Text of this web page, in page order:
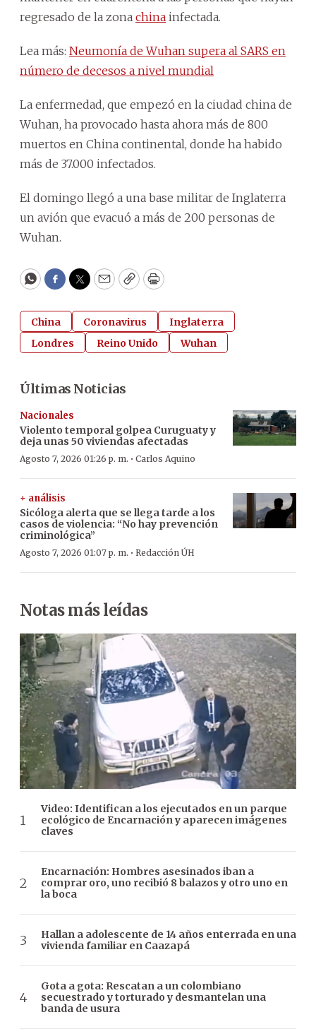
regresado de la zona china infectada.
Lea más: Neumonía de Wuhan supera al SARS en
número de decesos a nivel mundial
La enfermedad, que empezó en la ciudad china de
Wuhan, ha provocado hasta ahora más de 800
muertos en China continental, donde ha habido
más de 37.000 infectados.
El domingo llegó a una base militar de Inglaterra
un avión que evacuó a más de 200 personas de
Wuhan.
WhatsApp
Facebook
Twitter
EmailCopyPrint
China Coronavirus
Inglaterra
Londres
Reino Unido Wuhan
Últimas Noticias
Nacionales
Violento temporal golpea Curuguaty y
deja unas 50 viviendas afectadas
Agosto 7, 2026 01:26 p. m. · Carlos Aquino
+ análisis
Sicóloga alerta que se llega tarde a los
casos de violencia: “No hay prevención
criminológica”
Agosto 7, 2026 01:07 p. m. · Redacción ÚH
Notas más leídas
Video: Identifican a los ejecutados en un parque
ecológico de Encarnación y aparecen imágenes
claves
Encarnación: Hombres asesinados iban a
comprar oro, uno recibió 8 balazos y otro uno en
la boca
Hallan a adolescente de 14 años enterrada en una
vivienda familiar en Caazapá
Gota a gota: Rescatan a un colombiano
secuestrado y torturado y desmantelan una
banda de usura